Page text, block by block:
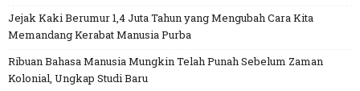
Jejak Kaki Berumur 1,4 Juta Tahun yang Mengubah Cara Kita
Memandang Kerabat Manusia Purba
Ribuan Bahasa Manusia Mungkin Telah Punah Sebelum Zaman
Kolonial, Ungkap Studi Baru